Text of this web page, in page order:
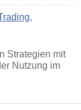
Strategien mit
Nutzung im